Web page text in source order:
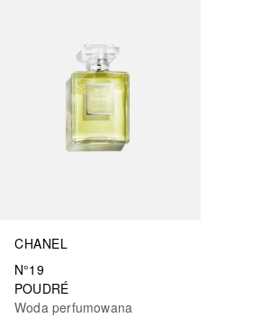
CHANEL
N°19
POUDRÉ
Woda perfumowana